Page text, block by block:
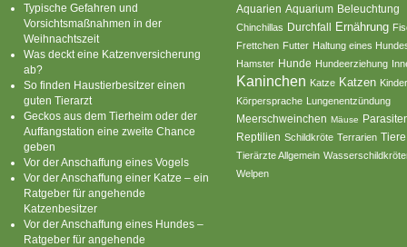
Typische Gefahren und
Vorsichtsmaßnahmen in der
Weihnachtszeit
Was deckt eine Katzenversicherung
ab?
So finden Haustierbesitzer einen
guten Tierarzt
Geckos aus dem Tierheim oder der
Auffangstation eine zweite Chance
geben
Vor der Anschaffung eines Vogels
Vor der Anschaffung einer Katze – ein
Ratgeber für angehende
Katzenbesitzer
Vor der Anschaffung eines Hundes –
Ratgeber für angehende
Aquarien Aquarium Beleuchtung
Chinchillas Durchfall Ernährung
Frettchen Futter Haltung eines
Hamster Hunde Hundeerziehung
Kaninchen Katze Katzen
Körpersprache Lungenentzündung
Meerschweinchen Mäuse
Reptilien Schildkröte Terrarien Tiere
Tierärzte Allgemein
Welpen